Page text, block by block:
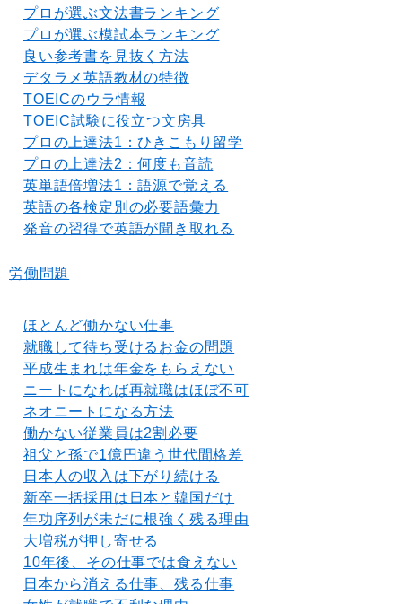
プロが選ぶ文法書ランキング
プロが選ぶ模試本ランキング
良い参考書を見抜く方法
デタラメ英語教材の特徴
TOEICのウラ情報
TOEIC試験に役立つ文房具
プロの上達法1：ひきこもり留学
プロの上達法2：何度も音読
英単語倍増法1：語源で覚える
英語の各検定別の必要語彙力
発音の習得で英語が聞き取れる
労働問題
ほとんど働かない仕事
就職して待ち受けるお金の問題
平成生まれは年金をもらえない
ニートになれば再就職はほぼ不可
ネオニートになる方法
働かない従業員は2割必要
祖父と孫で1億円違う世代間格差
日本人の収入は下がり続ける
新卒一括採用は日本と韓国だけ
年功序列が未だに根強く残る理由
大増税が押し寄せる
10年後、その仕事では食えない
日本から消える仕事、残る仕事